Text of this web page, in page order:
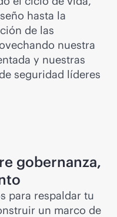
hasta la
de las
nuestra
y nuestras
seguridad líderes
gobernanza,
para respaldar tu
un marco de